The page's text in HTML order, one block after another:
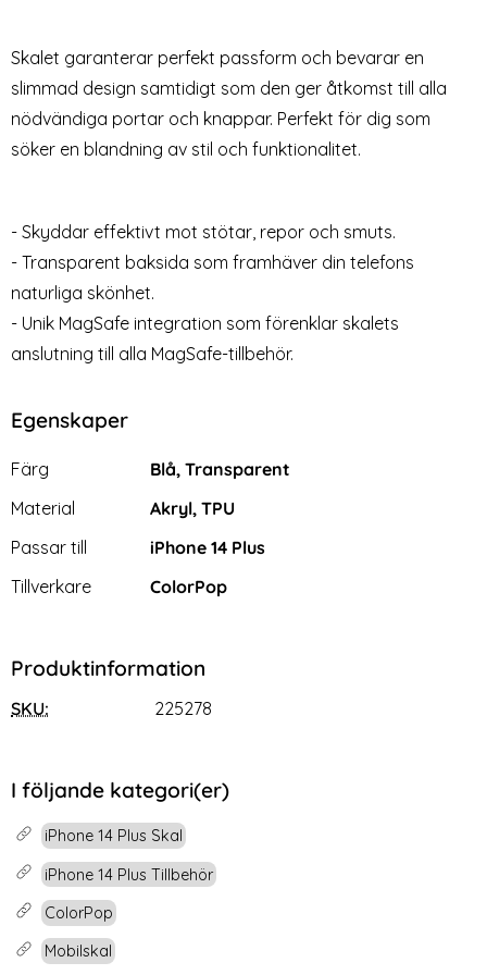
MagFlex Cosmic Orange
rea pris
49 krtidigare pris
149 kr
Tillgänglighet:
Lagervara
Köp
iPhone 14 Plus Skal - Transparant
rea pris
99 kr tidigare pris
199 kr
Tillgänglighet:
2-Pack iPhone 16 Heltäckande
Skalet garanterar perfekt passform och bevarar en
slimmad design samtidigt som den ger åtkomst till alla
nödvändiga portar och knappar. Perfekt för dig som
söker en blandning av stil och funktionalitet.
- Skyddar effektivt mot stötar, repor och smuts.
- Transparent baksida som framhäver din telefons
naturliga skönhet.
- Unik MagSafe integration som förenklar skalets
anslutning till alla MagSafe-tillbehör.
Egenskaper
Egenskaper/attribut för denna produkt
Attribut
Färg
Blå, Transparent
Material
Akryl, TPU
Passar till
iPhone 14 Plus
Tillverkare
ColorPop
Produktinformation
SKU: 225278
I följande kategori(er)
iPhone 14 Plus Skal
iPhone 14 Plus Tillbehör
ColorPop
Mobilskal